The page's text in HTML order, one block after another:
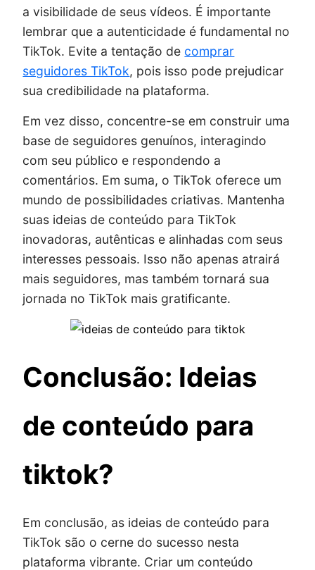
a visibilidade de seus vídeos. É importante
lembrar que a autenticidade é fundamental no
TikTok. Evite a tentação de comprar
seguidores TikTok, pois isso pode prejudicar
sua credibilidade na plataforma.
Em vez disso, concentre-se em construir uma
base de seguidores genuínos, interagindo
com seu público e respondendo a
comentários. Em suma, o TikTok oferece um
mundo de possibilidades criativas. Mantenha
suas ideias de conteúdo para TikTok
inovadoras, autênticas e alinhadas com seus
interesses pessoais. Isso não apenas atrairá
mais seguidores, mas também tornará sua
jornada no TikTok mais gratificante.
Conclusão: Ideias
de conteúdo para
tiktok?
Em conclusão, as ideias de conteúdo para
TikTok são o cerne do sucesso nesta
plataforma vibrante. Criar um conteúdo